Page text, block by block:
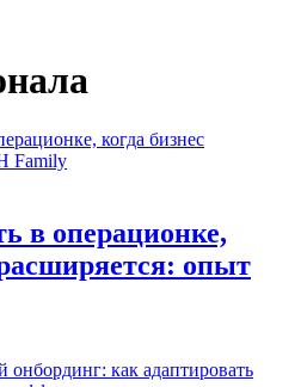
в операционке,
опыт